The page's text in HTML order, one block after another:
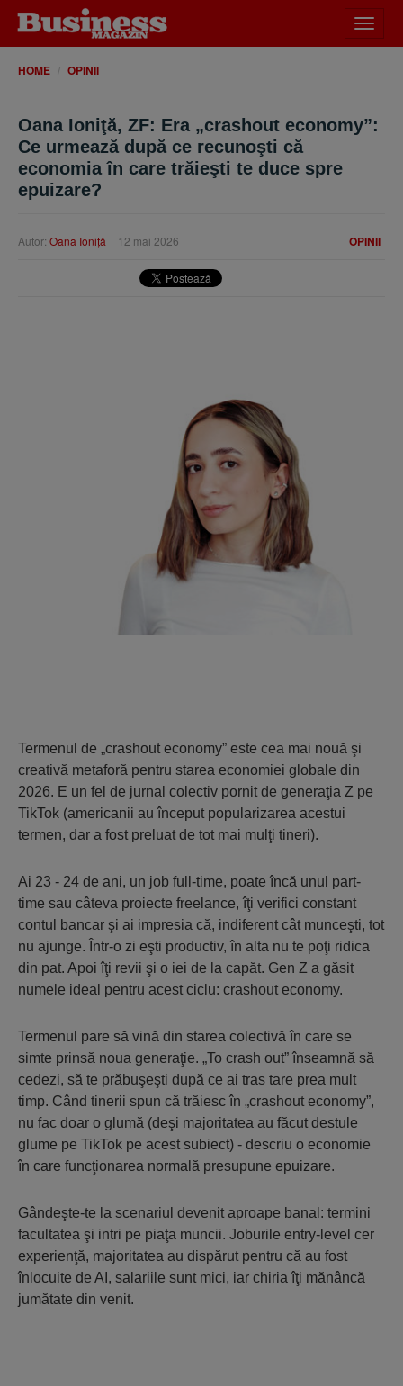
meniu
HOME OPINII
Oana Ioniţă, ZF: Era „crashout economy”:
Ce urmează după ce recunoşti că
economia în care trăieşti te duce spre
epuizare?
OPINII
Autor: Oana Ioniţă 12 mai 2026
Termenul de „crashout economy” este cea mai nouă şi
creativă metaforă pentru starea economiei globale din
2026. E un fel de jurnal colectiv pornit de generaţia Z pe
TikTok (americanii au început popularizarea acestui
termen, dar a fost preluat de tot mai mulţi tineri).
Ai 23 - 24 de ani, un job full-time, poate încă unul part-
time sau câteva proiecte freelance, îţi verifici constant
contul bancar şi ai impresia că, indiferent cât munceşti, tot
nu ajunge. Într-o zi eşti productiv, în alta nu te poţi ridica
din pat. Apoi îţi revii şi o iei de la capăt. Gen Z a găsit
numele ideal pentru acest ciclu: crashout economy.
Termenul pare să vină din starea colectivă în care se
simte prinsă noua generaţie. „To crash out” înseamnă să
cedezi, să te prăbuşeşti după ce ai tras tare prea mult
timp. Când tinerii spun că trăiesc în „crashout economy”,
nu fac doar o glumă (deşi majoritatea au făcut destule
glume pe TikTok pe acest subiect) - descriu o economie
în care funcţionarea normală presupune epuizare.
Gândeşte-te la scenariul devenit aproape banal: termini
facultatea şi intri pe piaţa muncii. Joburile entry-level cer
experienţă, majoritatea au dispărut pentru că au fost
înlocuite de AI, salariile sunt mici, iar chiria îţi mănâncă
jumătate din venit.